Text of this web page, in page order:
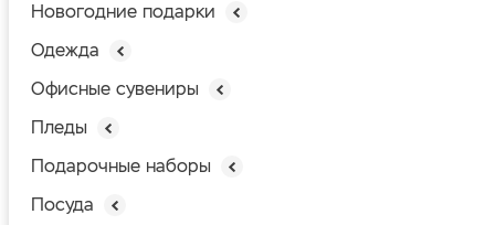
Новогодние подарки
Одежда
Офисные сувениры
Пледы
Подарочные наборы
Посуда